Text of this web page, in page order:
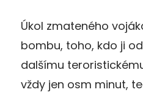
Úkol zmateného
bombu, toho, kdo ji
dalšímu
vždy jen osm minut,